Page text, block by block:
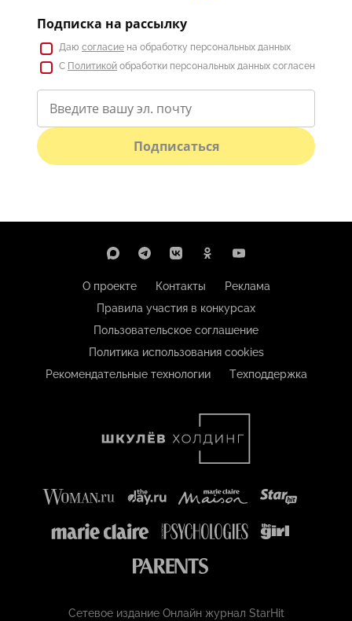
Подписка на рассылку
Даю согласие на обработку персональных данных
С Политикой обработки персональных данных согласен
Подписаться
О проекте Контакты
Реклама
Правила участия в конкурсах
Пользовательское соглашение
Политика использования cookies
Рекомендательные технологии
Техподдержка
Сетевое издание Онлайн журнал StarHit